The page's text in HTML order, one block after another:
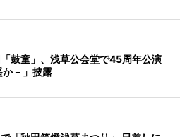
鼓童」、浅草公会堂で45周年公演
か－」披露